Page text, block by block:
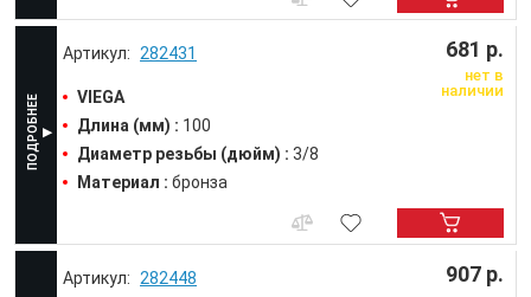
282431
VIEGA
Длина (мм) : 100
Диаметр резьбы (дюйм) : 3/8
Материал : бронза
681 р.
нет в
наличии
282448 907 р.